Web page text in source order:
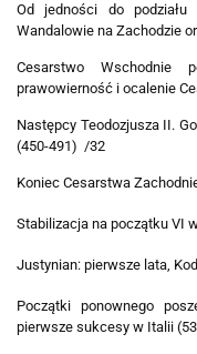
Od jedności do podziału
Wandalowie na Zachodzie
Cesarstwo Wschodnie
prawowierność i ocalenie
Następcy Teodozjusza II.
(450-491) /32
Koniec Cesarstwa
Stabilizacja na początku VI
Justynian: pierwsze lata,
Początki ponownego
pierwsze sukcesy w Italii